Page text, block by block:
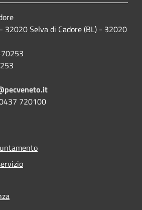
32020 Selva di Cadore (BL) - 32020
720100